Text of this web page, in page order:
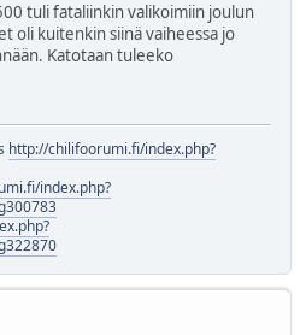
tuli fataliinkin valikoimiin joulun
oli kuitenkin siinä vaiheessa jo
Katotaan tuleeko
http://chilifoorumi.fi/index.php?
index.php?